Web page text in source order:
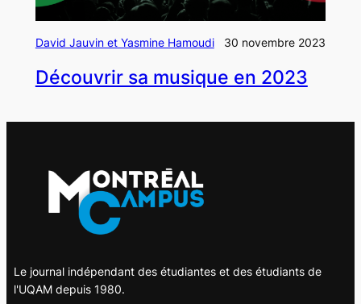
David Jauvin et Yasmine Hamoudi 30 novembre 2023
Découvrir sa musique en 2023
Le journal indépendant des étudiantes et des étudiants de
l'UQAM depuis 1980.